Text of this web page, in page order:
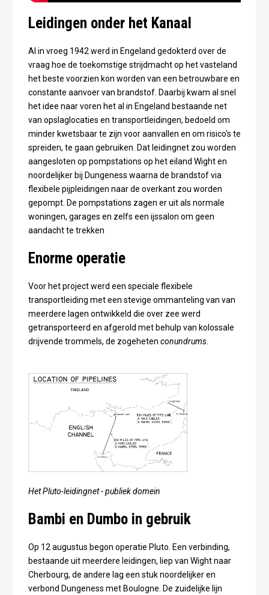
Leidingen onder het Kanaal
Al in vroeg 1942 werd in Engeland gedokterd over de
vraag hoe de toekomstige strijdmacht op het vasteland
het beste voorzien kon worden van een betrouwbare en
constante aanvoer van brandstof. Daarbij kwam al snel
het idee naar voren het al in Engeland bestaande net
van opslaglocaties en transportleidingen, bedoeld om
minder kwetsbaar te zijn voor aanvallen en om risico's te
spreiden, te gaan gebruiken. Dat leidingnet zou worden
aangesloten op pompstations op het eiland Wight en
noordelijker bij Dungeness waarna de brandstof via
flexibele pijpleidingen naar de overkant zou worden
gepompt. De pompstations zagen er uit als normale
woningen, garages en zelfs een ijssalon om geen
aandacht te trekken
Enorme operatie
Voor het project werd een speciale flexibele
transportleiding met een stevige ommanteling van van
meerdere lagen ontwikkeld die over zee werd
getransporteerd en afgerold met behulp van kolossale
drijvende trommels, de zogeheten conundrums.
Het Pluto-leidingnet - publiek domein
Bambi en Dumbo in gebruik
Op 12 augustus begon operatie Pluto. Een verbinding,
bestaande uit meerdere leidingen, liep van Wight naar
Cherbourg, de andere lag een stuk noordelijker en
verbond Dungeness met Boulogne. De zuidelijke lijn